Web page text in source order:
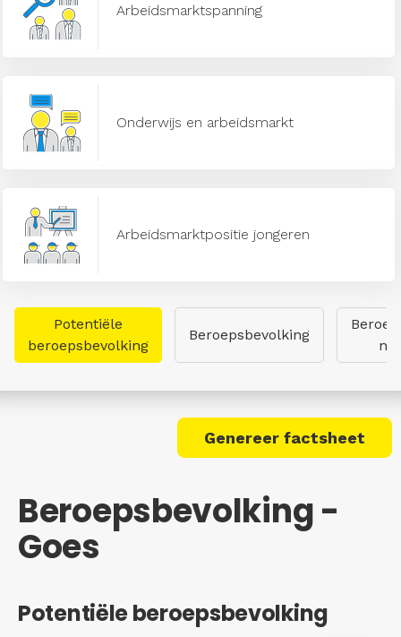
Arbeidsmarktspanning
Onderwijs en arbeidsmarkt
Arbeidsmarktpositie jongeren
Potentiële
beroepsbevolking
Beroepsbevolking
Genereer factsheet
Beroepsbevolking -
Goes
Potentiële beroepsbevolking